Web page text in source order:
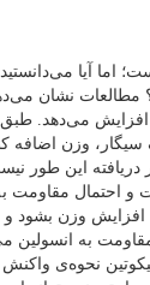
اما آیا
مطالعات نشان
می‌دهد. طبق
وزن اضافه
دریافته این طور
احتمال مقاومت
وزن بشود و
به انسولین
نحوه‌ی واکنش